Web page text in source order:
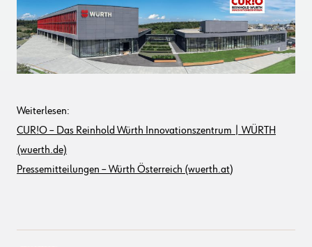
Weiterlesen:
CUR!O – Das Reinhold Würth Innovationszentrum | WÜRTH
(wuerth.de)
Pressemitteilungen – Würth Österreich (wuerth.at)